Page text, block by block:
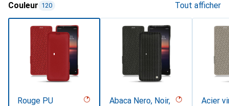
Couleur 120 Tout afficher
Rouge PU
Abaca Nero, Noir,
Acier